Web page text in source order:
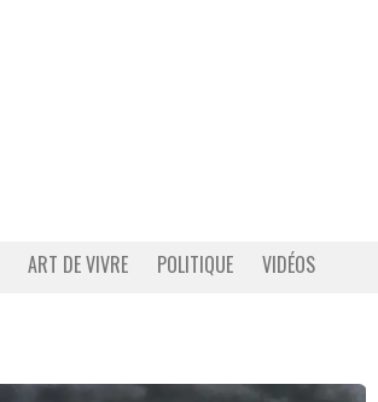
ART DE VIVRE POLITIQUE VIDÉOS